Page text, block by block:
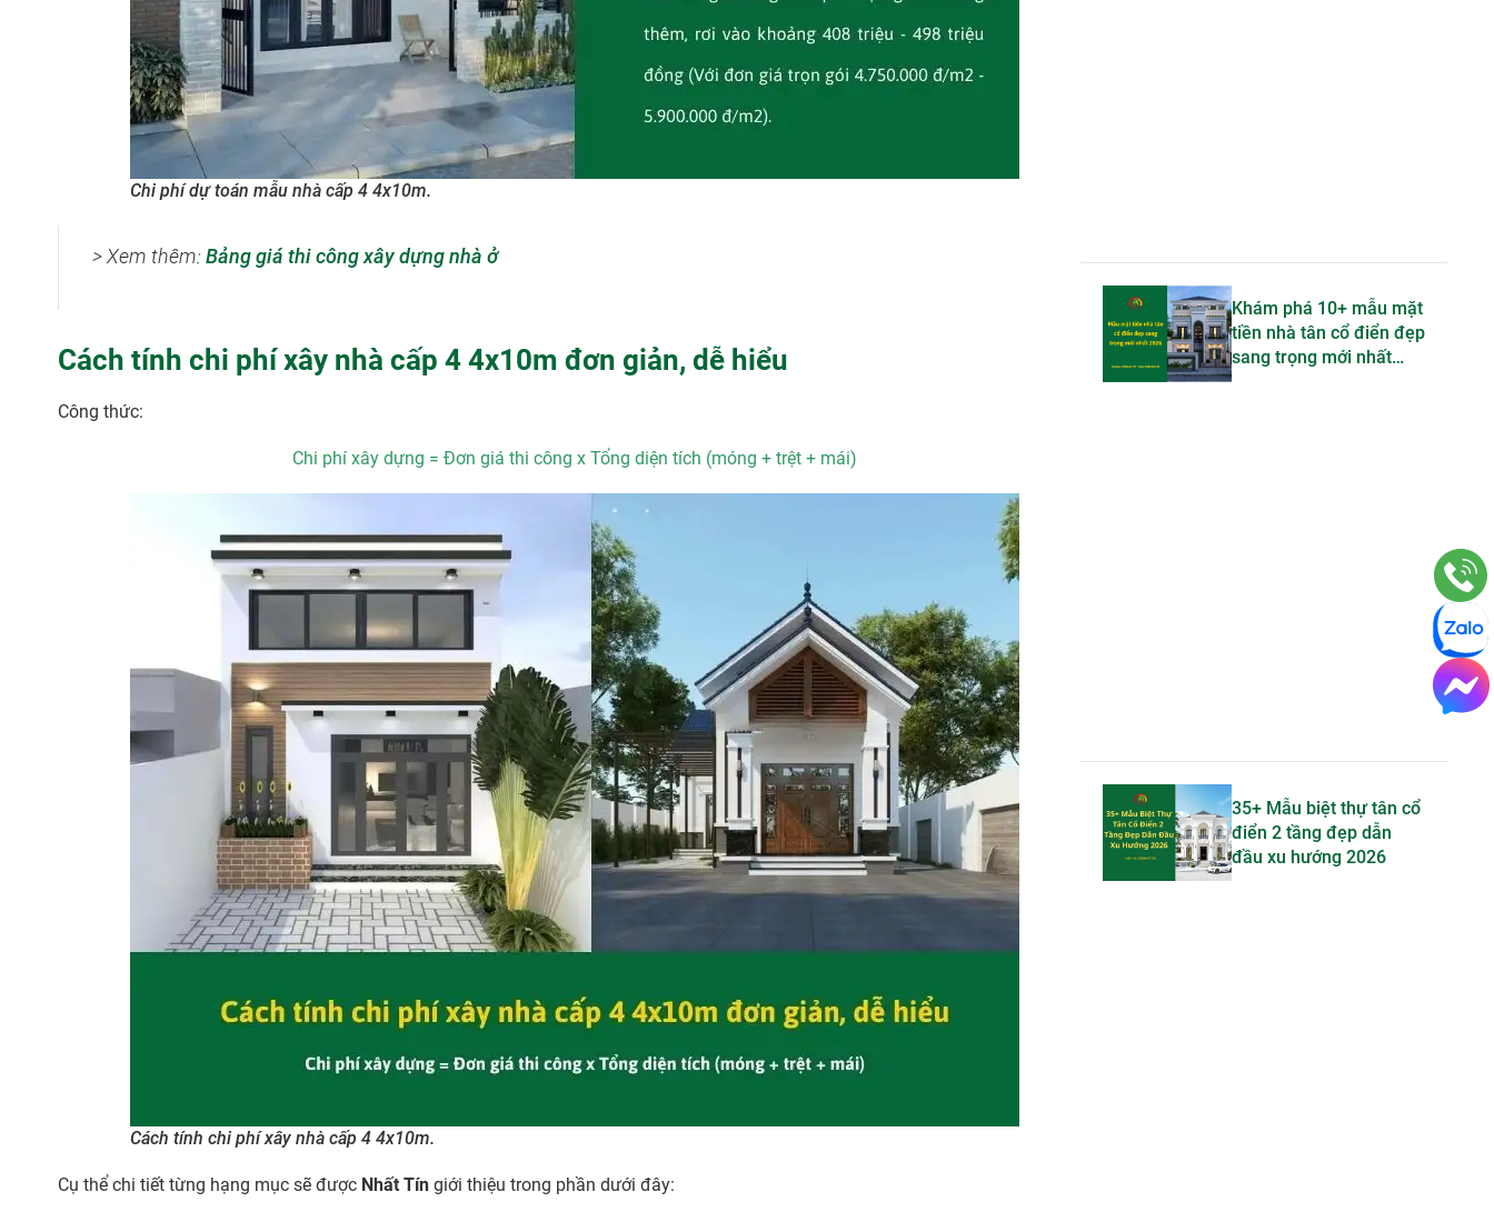
Chi phí dự toán mẫu nhà cấp 4 4x10m.
> Xem thêm: Bảng giá thi công xây dựng nhà ở
Cách tính chi phí xây nhà cấp 4 4x10m đơn giản, dễ hiểu
Công thức:
Chi phí xây dựng = Đơn giá thi công x Tổng diện tích (móng + trệt + mái)
Cách tính chi phí xây nhà cấp 4 4x10m.
Cụ thể chi tiết từng hạng mục sẽ được Nhất Tín giới thiệu trong phần dưới đây:
Khám phá 10+ mẫu mặt
tiền nhà tân cổ điển đẹp
sang trọng mới nhất
35+ Mẫu biệt thự tân cổ
điển 2 tầng đẹp dẫn
đầu xu hướng 2026